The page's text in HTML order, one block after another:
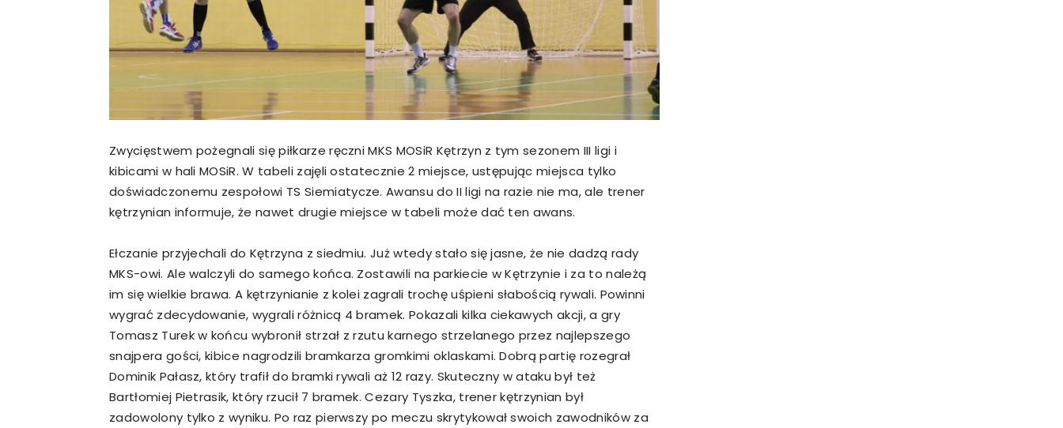
Zwycięstwem pożegnali się piłkarze ręczni MKS MOSiR Kętrzyn z tym sezonem III ligi i
kibicami w hali MOSiR. W tabeli zajęli ostatecznie 2 miejsce, ustępując miejsca tylko
doświadczonemu zespołowi TS Siemiatycze. Awansu do II ligi na razie nie ma, ale trener
kętrzynian informuje, że nawet drugie miejsce w tabeli może dać ten awans.
Ełczanie przyjechali do Kętrzyna z siedmiu. Już wtedy stało się jasne, że nie dadzą rady
MKS-owi. Ale walczyli do samego końca. Zostawili na parkiecie w Kętrzynie i za to należą
im się wielkie brawa. A kętrzynianie z kolei zagrali trochę uśpieni słabością rywali. Powinni
wygrać zdecydowanie, wygrali różnicą 4 bramek. Pokazali kilka ciekawych akcji, a gry
Tomasz Turek w końcu wybronił strzał z rzutu karnego strzelanego przez najlepszego
snajpera gości, kibice nagrodzili bramkarza gromkimi oklaskami. Dobrą partię rozegrał
Dominik Pałasz, który trafił do bramki rywali aż 12 razy. Skuteczny w ataku był też
Bartłomiej Pietrasik, który rzucił 7 bramek. Cezary Tyszka, trener kętrzynian był
zadowolony tylko z wyniku. Po raz pierwszy po meczu skrytykował swoich zawodników za